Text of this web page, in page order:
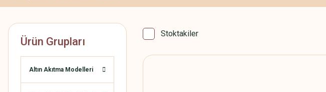
Ürün Grupları
Altın Akıtma Modelleri
Stoktakiler